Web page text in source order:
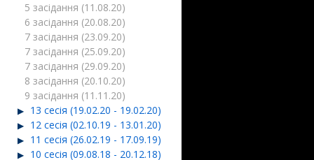
5 засідання (11.08.20)
6 засідання (20.08.20)
7 засідання (23.09.20)
7 засідання (25.09.20)
7 засідання (29.09.20)
8 засідання (20.10.20)
9 засідання (11.11.20)
13 сесія (19.02.20 - 19.02.20)
12 сесія (02.10.19 - 13.01.20)
11 сесія (26.02.19 - 17.09.19)
10 сесія (09.08.18 - 20.12.18)